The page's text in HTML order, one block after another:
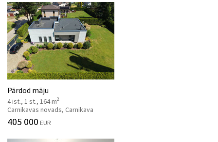
Pakalpojumi
Kontakti
Pārdod māju
4 ist., 1 st., 164 m2
Carnikavas novads, Carnikava
405 000 EUR